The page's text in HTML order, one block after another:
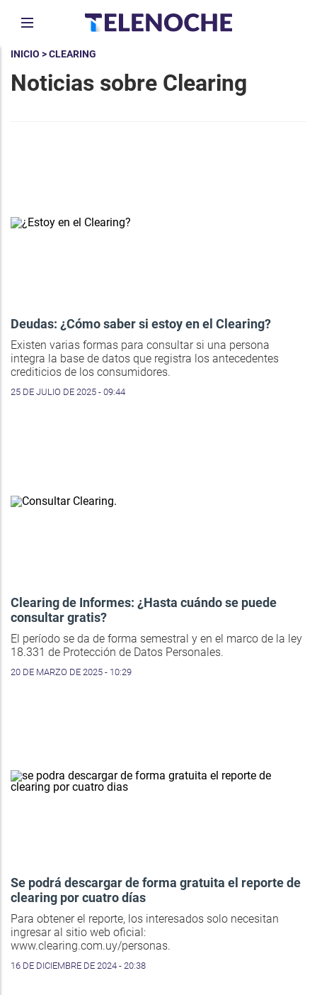
INICIO > CLEARING
Noticias sobre Clearing
Deudas: ¿Cómo saber si estoy en el Clearing?
Existen varias formas para consultar si una persona
integra la base de datos que registra los antecedentes
crediticios de los consumidores.
25 DE JULIO DE 2025 - 09:44
Clearing de Informes: ¿Hasta cuándo se puede
consultar gratis?
El período se da de forma semestral y en el marco de la ley
18.331 de Protección de Datos Personales.
20 DE MARZO DE 2025 - 10:29
Se podrá descargar de forma gratuita el reporte de
clearing por cuatro días
Para obtener el reporte, los interesados solo necesitan
ingresar al sitio web oficial:
www.clearing.com.uy/personas.
16 DE DICIEMBRE DE 2024 - 20:38